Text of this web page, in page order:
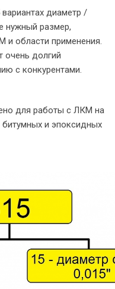
диаметр /
нужный размер,
и области применения.
очень долгий
с конкурентами.
для работы с ЛКМ на
и эпоксидных